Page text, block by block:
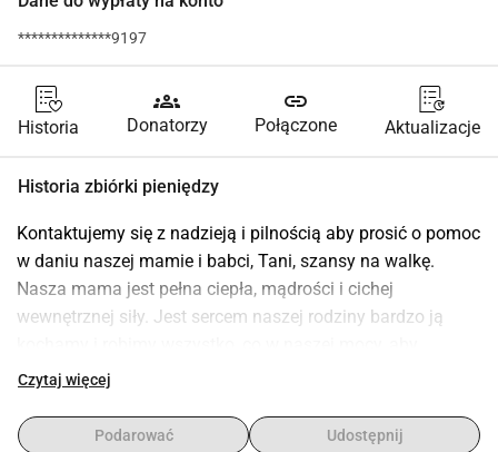
**************9197
Historia
groups
Donatorzy
link
Połączone Aktualizacje
Historia zbiórki pieniędzy
Kontaktujemy się z nadzieją i pilnością aby prosić o pomoc
w daniu naszej mamie i babci, Tani, szansy na walkę.
Nasza mama jest pełna ciepła, mądrości i cichej
wewnętrznej siły. Jest sercem naszej rodziny bardzo ją
walczyć o jej życie.
agresywnego raka: dedifferentiated retroperitoneal
Czytaj więcej
Podarować Udostępnij